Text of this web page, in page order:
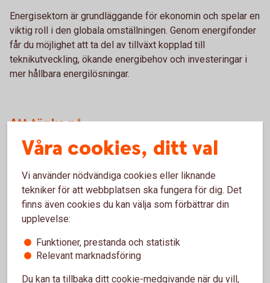
Energisektorn är grundläggande för ekonomin och spelar en
viktig roll i den globala omställningen. Genom energifonder
får du möjlighet att ta del av tillväxt kopplad till
teknikutveckling, ökande energibehov och investeringar i
mer hållbara energilösningar.
Att tänka på
Utvecklingen för energifonder kan variera mycket.
påverkar sektorn. Därför är det viktigt att fondens inriktning
stämmer överens med din risknivå och hur länge du
planerar att spara.
Våra cookies, ditt val
Vi använder nödvändiga cookies eller liknande
tekniker för att webbplatsen ska fungera för dig. Det
finns även cookies du kan välja som förbättrar din
upplevelse:
Funktioner, prestanda och statistik
Relevant marknadsföring
Du kan ta tillbaka ditt cookie-medgivande när du vill,